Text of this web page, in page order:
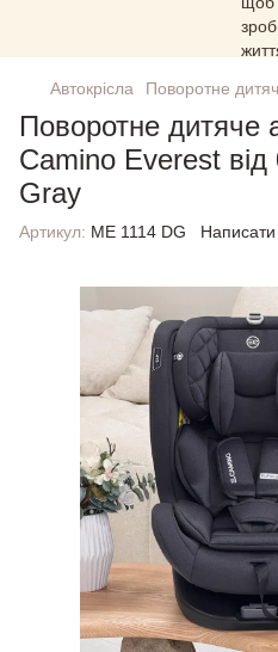
Автокрісла Поворотне
Поворотне дитяче
Camino Everest
Gray
Артикул: ME 1114 DG Написати